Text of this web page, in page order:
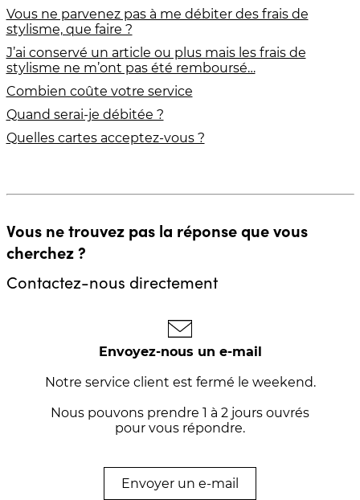
Vous ne parvenez pas à me débiter des frais de
stylisme, que faire ?
J’ai conservé un article ou plus mais les frais de
stylisme ne m’ont pas été remboursé…
Combien coûte votre service
Quand serai-je débitée ?
Quelles cartes acceptez-vous ?
Vous ne trouvez pas la réponse que vous
cherchez ?
Contactez-nous directement
Envoyez-nous un e-mail
Notre service client est fermé le weekend.
Nous pouvons prendre 1 à 2 jours ouvrés
pour vous répondre.
Envoyer un e-mail